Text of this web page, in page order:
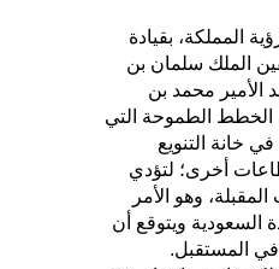
المملكة، بقيادة
الملك سلمان بن
الأمير محمد بن
الخطط الطموحة التي
خانة التنويع
أخرى؛ لتؤدي
وهو الأمر
السعودية ويتوقع أن
في المستقبل.